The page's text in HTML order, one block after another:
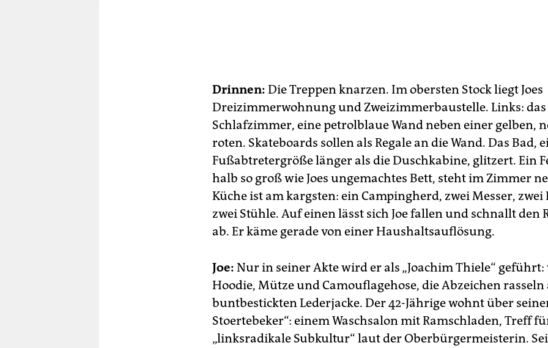
Drinnen: Die Treppen knarzen. Im obersten Stock liegt Joes
Dreizimmerwohnung und Zweizimmerbaustelle. Links:
Schlafzimmer, eine petrolblaue Wand neben einer gelben,
roten. Skateboards sollen als Regale an die Wand. Das Bad,
Fußabtretergröße länger als die Duschkabine, glitzert. Ein
halb so groß wie Joes ungemachtes Bett, steht im Zimmer
Küche ist am kargsten: ein Campingherd, zwei Messer,
zwei Stühle. Auf einen lässt sich Joe fallen und schnallt den
ab. Er käme gerade von einer Haushaltsauflösung.
Joe: Nur in seiner Akte wird er als „Joachim Thiele“
Hoodie, Mütze und Camouflagehose, die Abzeichen rasseln
buntbestickten Lederjacke. Der 42-Jährige wohnt über
Stoertebeker“: einem Waschsalon mit Ramsch­laden, Treff
„linksradikale Subkultur“ laut der Oberbürgermeisterin.